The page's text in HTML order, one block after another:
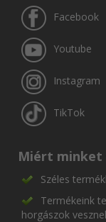
Facebook
Youtube
Instagram
TikTok
Miért minket
Széles
Termékeink
horgászok